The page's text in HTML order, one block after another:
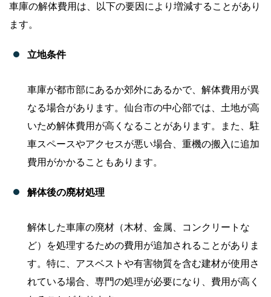
車庫の解体費用は、以下の要因により増減することがあり
ます。
立地条件
車庫が都市部にあるか郊外にあるかで、解体費用が異
なる場合があります。仙台市の中心部では、土地が高
いため解体費用が高くなることがあります。また、駐
車スペースやアクセスが悪い場合、重機の搬入に追加
費用がかかることもあります。
解体後の廃材処理
解体した車庫の廃材（木材、金属、コンクリートな
ど）を処理するための費用が追加されることがありま
す。特に、アスベストや有害物質を含む建材が使用さ
れている場合、専門の処理が必要になり、費用が高く